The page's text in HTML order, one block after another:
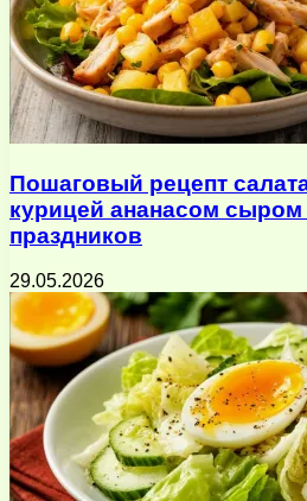
Пошаговый рецепт
курицей ананасом сыром
праздников
29.05.2026